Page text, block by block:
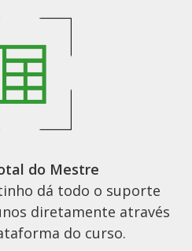
do Mestre
dá todo o suporte
diretamente através
do curso.